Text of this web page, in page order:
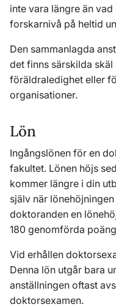
inte vara längre än
forskarnivå på heltid
Den sammanlagda
det finns särskilda
föräldraledighet eller
organisationer.
Lön
Ingångslönen för en
fakultet. Lönen höjs
kommer längre i din
själv när
doktoranden en
180 genomförda
Vid erhållen
Denna lön utgår bara
anställningen oftast
doktorsexamen.